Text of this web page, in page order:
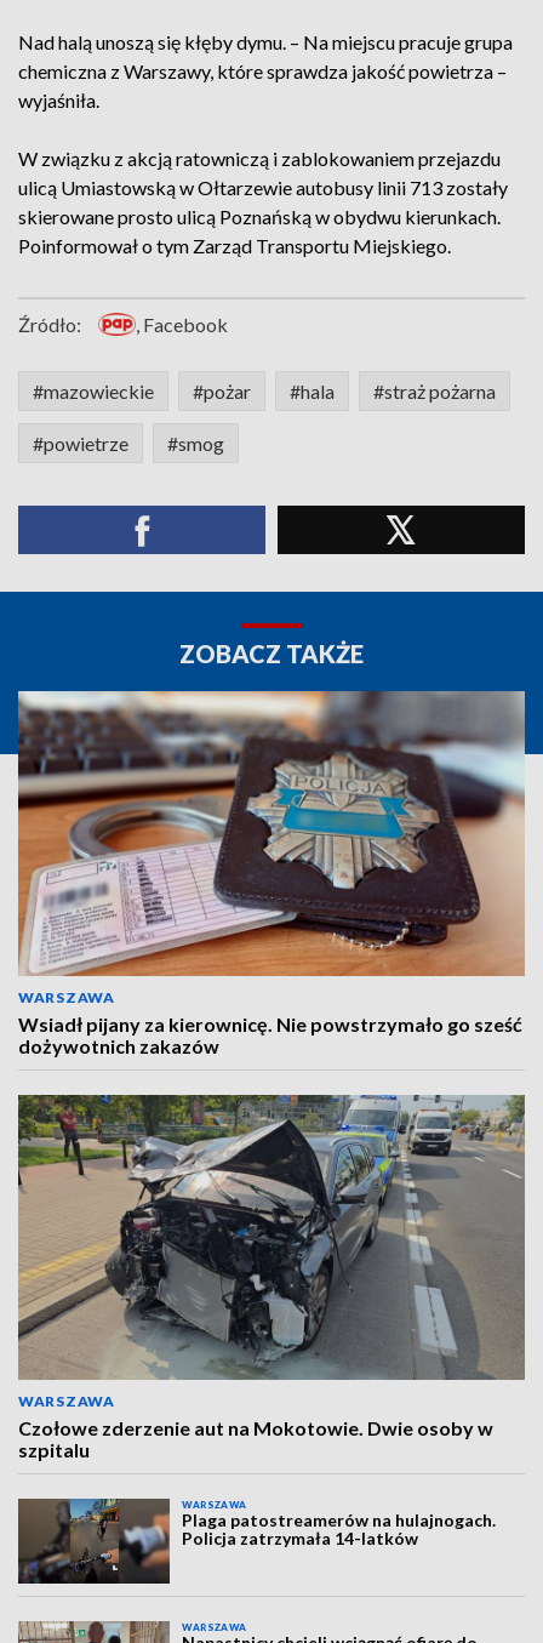
Nad halą unoszą się kłęby dymu. – Na miejscu pracuje grupa
chemiczna z Warszawy, które sprawdza jakość powietrza –
wyjaśniła.
W związku z akcją ratowniczą i zablokowaniem przejazdu
ulicą Umiastowską w Ołtarzewie autobusy linii 713 zostały
skierowane prosto ulicą Poznańską w obydwu kierunkach.
Poinformował o tym Zarząd Transportu Miejskiego.
Źródło: , Facebook
#mazowieckie #pożar #hala #straż pożarna
#powietrze #smog
ZOBACZ TAKŻE
WARSZAWA
Wsiadł pijany za kierownicę. Nie powstrzymało go sześć
dożywotnich zakazów
WARSZAWA
Czołowe zderzenie aut na Mokotowie. Dwie osoby w
szpitalu
WARSZAWA
Plaga patostreamerów na hulajnogach.
Policja zatrzymała 14-latków
WARSZAWA